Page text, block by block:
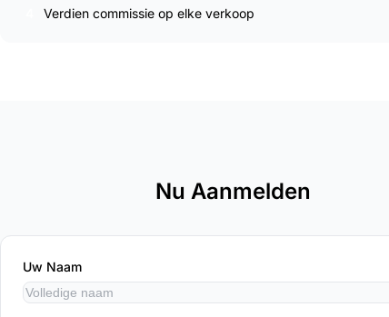
Verdien commissie op elke verkoop
Nu Aanmelden
Uw Naam